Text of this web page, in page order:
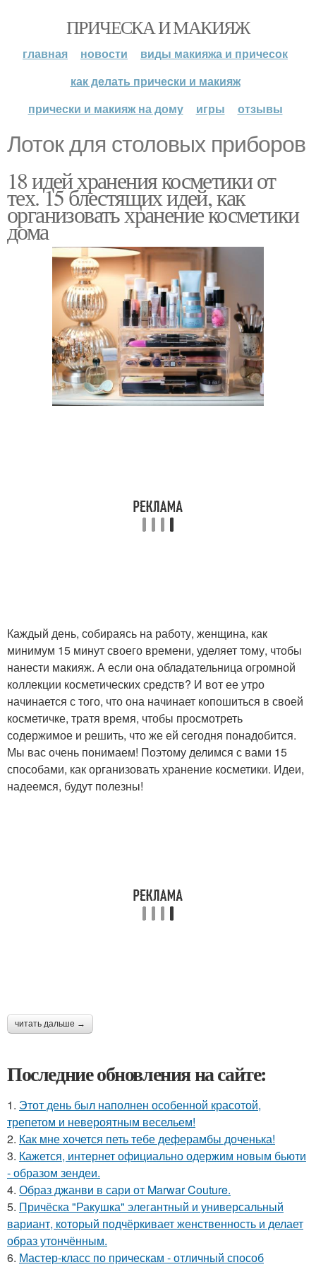
ПРИЧЕСКА И МАКИЯЖ
главная новости
виды макияжа и причесок
как делать прически и макияж
прически и макияж на дому
игры отзывы
Лоток для столовых приборов
18 идей хранения косметики от
тех. 15 блестящих идей, как
организовать хранение косметики
дома
Каждый день, собираясь на работу, женщина, как
минимум 15 минут своего времени, уделяет тому, чтобы
нанести макияж. А если она обладательница огромной
коллекции косметических средств? И вот ее утро
начинается с того, что она начинает копошиться в своей
косметичке, тратя время, чтобы просмотреть
содержимое и решить, что же ей сегодня понадобится.
Мы вас очень понимаем! Поэтому делимся с вами 15
способами, как организовать хранение косметики. Идеи,
надеемся, будут полезны!
читать дальше →
Последние обновления на сайте:
1. Этот день был наполнен особенной красотой,
трепетом и невероятным весельем!
2. Как мне хочется петь тебе деферамбы доченька!
3. Кажется, интернет официально одержим новым бьюти
- образом зендеи.
4. Образ джанви в сари от Marwar Couture.
5. Причёска "Ракушка" элегантный и универсальный
вариант, который подчёркивает женственность и делает
образ утончённым.
6. Мастер-класс по прическам - отличный способ